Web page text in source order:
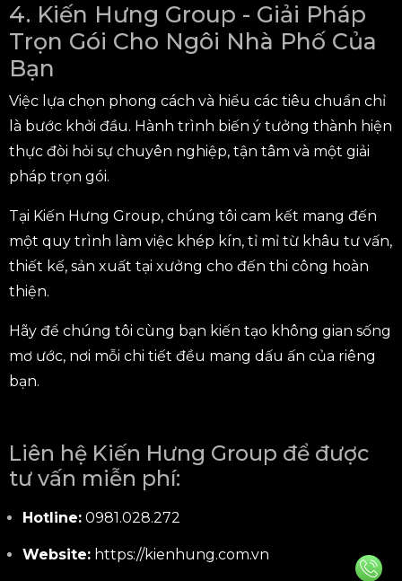
4. Kiến Hưng Group - Giải Pháp
Trọn Gói Cho Ngôi Nhà Phố Của
Bạn
Việc lựa chọn phong cách và hiểu các tiêu chuẩn chỉ
là bước khởi đầu. Hành trình biến ý tưởng thành hiện
thực đòi hỏi sự chuyên nghiệp, tận tâm và một giải
pháp trọn gói.
Tại Kiến Hưng Group, chúng tôi cam kết mang đến
một quy trình làm việc khép kín, tỉ mỉ từ khâu tư vấn,
thiết kế, sản xuất tại xưởng cho đến thi công hoàn
thiện.
Hãy để chúng tôi cùng bạn kiến tạo không gian sống
mơ ước, nơi mỗi chi tiết đều mang dấu ấn của riêng
bạn.
Liên hệ Kiến Hưng Group để được
tư vấn miễn phí:
Hotline: 0981.028.272
Website: https://kienhung.com.vn